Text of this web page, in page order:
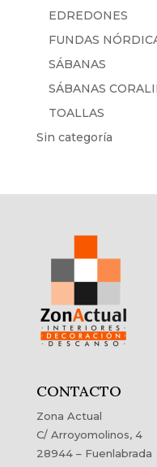
EDREDONES
FUNDAS
SÁBANAS
SÁBANAS
TOALLAS
Sin categoría
CONTACTO
Zona Actual
C/ Arroyomolinos, 4
28944 – Fuenlabrada